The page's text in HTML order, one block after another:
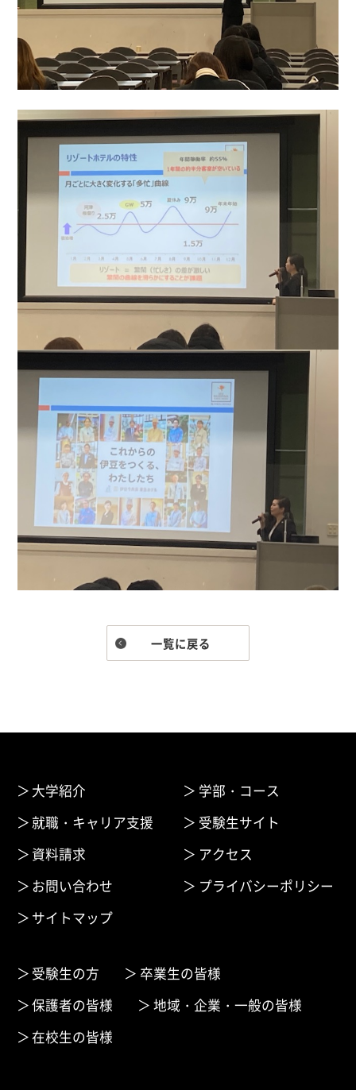
一覧に戻る
大学紹介
学部・コース
就職・キャリア支援
受験生サイト
資料請求
アクセス
お問い合わせ
プライバシーポリシー
サイトマップ
受験生の方
卒業生の皆様
保護者の皆様
地域・企業・一般の皆様
在校生の皆様